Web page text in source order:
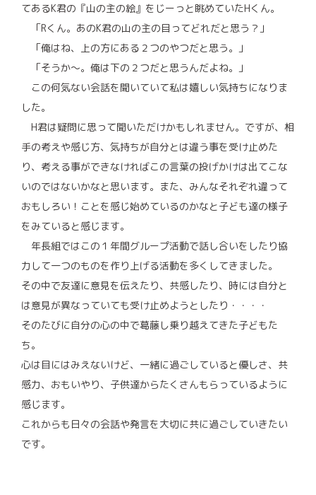
てあるK君の『山の主の絵』をじーっと眺めていたHくん。
「Rくん。あのK君の山の主の目ってどれだと思う？」
「俺はね、上の方にある２つのやつだと思う。」
「そうか～。俺は下の２つだと思うんだよね。」
この何気ない会話を聞いていて私は嬉しい気持ちになりま
した。
H君は疑問に思って聞いただけかもしれません。ですが、相
手の考えや感じ方、気持ちが自分とは違う事を受け止めた
り、考える事ができなければこの言葉の投げかけは出てこな
いのではないかなと思います。また、みんなそれぞれ違って
おもしろい！ことを感じ始めているのかなと子ども達の様子
をみていると感じます。
年長組ではこの１年間グループ活動で話し合いをしたり協
力して一つのものを作り上げる活動を多くしてきました。
その中で友達に意見を伝えたり、共感したり、時には自分と
は意見が異なっていても受け止めようとしたり・・・・
そのたびに自分の心の中で葛藤し乗り越えてきた子どもた
ち。
心は目にはみえないけど、一緒に過ごしていると優しさ、共
感力、おもいやり、子供達からたくさんもらっているように
感じます。
これからも日々の会話や発言を大切に共に過ごしていきたい
です。